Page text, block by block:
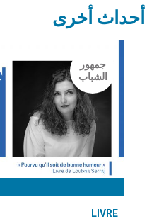
أحداث أخرى
جمهور
الشباب
LIVRE